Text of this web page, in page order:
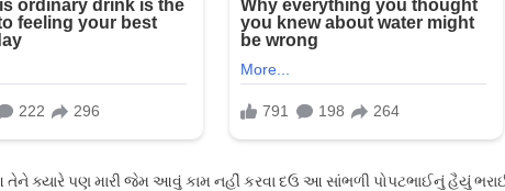
તેને ક્યારે પણ મારી જેમ આવું કામ નહીં કરવા દઉ આ સાંભળી પોપટભાઈનું હૈયું